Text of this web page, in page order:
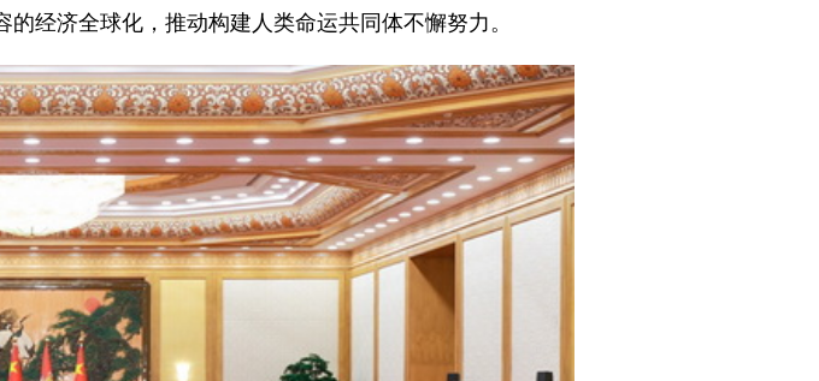
经济全球化，推动构建人类命运共同体不懈努力。